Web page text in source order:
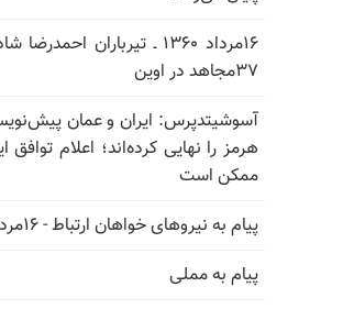
۱۶مرداد ۱۳۶۰ ـ تیرباران
۳۷مجاهد در اوین
آسوشیتدپرس: ایران و عمان
هرمز را نهایی کرده‌اند؛ اعلام توافق
ممکن است
پیام به نیروهای خواهان ارتباط - ۱۶مرداد ۱۴۰۵
پیام به مملی